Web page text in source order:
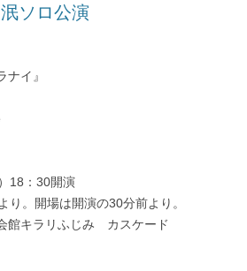
泯ソロ公演
ナイ』
18：30開演
。開場は開演の30分前より。
館キラリふじみ カスケード